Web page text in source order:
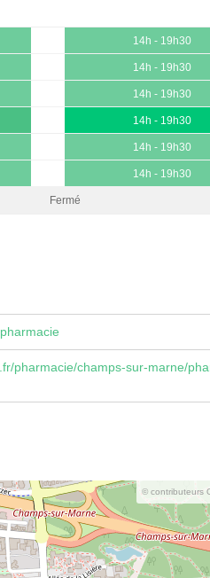
14h - 19h30
14h - 19h30
14h - 19h30
14h - 19h30
14h - 19h30
14h - 19h30
Fermé
pharmacie/champs-sur-marne/
© contributeurs